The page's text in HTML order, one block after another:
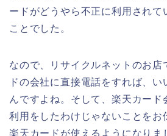
ードがどうやら不正に利用されて
ことでした。
なので、リサイクルネットのお店
ドの会社に直接電話をすれば、い
んですよね。そして、楽天カード
利用をしたわけじゃないことをお
楽天カードが使えるようになりま